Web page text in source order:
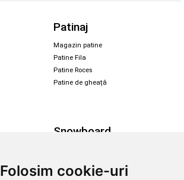
Folosim cookie-uri
Patinaj
Magazin patine
Patine Fila
Patine Roces
Patine de gheață
Snowboard
Legături Rome SDS